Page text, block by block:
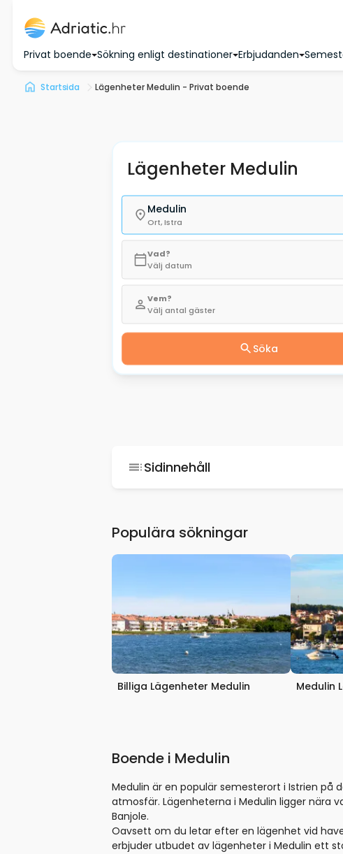
Privat boende Sökning enligt destinationer Erbjudanden
Startsida Lägenheter Medulin - Privat boende
Lägenheter Medulin
Medulin
Ort, Istra
Vad?
Välj datum
Vem?
Välj antal gäster
Söka
Sidinnehåll
Populära sökningar
Billiga Lägenheter Medulin Medulin
Boende i Medulin
Medulin är en populär semesterort i Istrien på
atmosfär. Lägenheterna i Medulin ligger nära
Banjole.
Oavsett om du letar efter en lägenhet vid
erbjuder utbudet av lägenheter i Medulin ett